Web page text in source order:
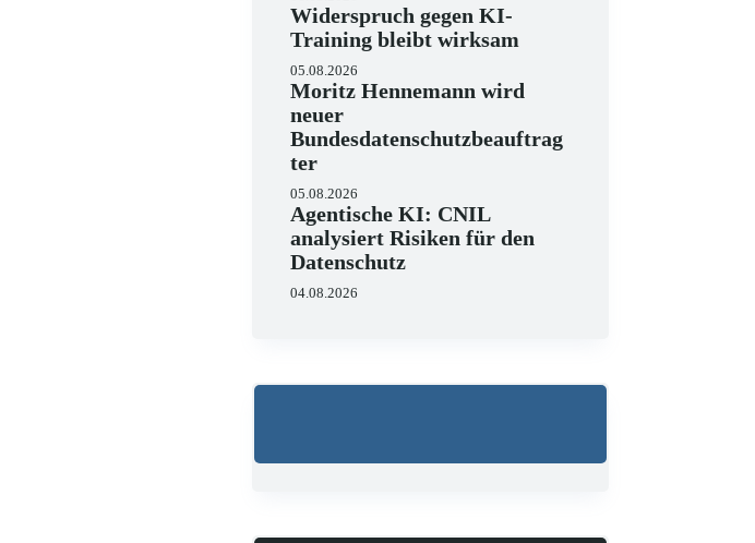
Widerspruch gegen KI-
Training bleibt wirksam
05.08.2026
Moritz Hennemann wird
neuer
Bundesdatenschutzbeauftrag
ter
05.08.2026
Agentische KI: CNIL
analysiert Risiken für den
Datenschutz
04.08.2026